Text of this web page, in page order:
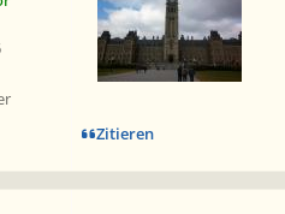
Zitieren